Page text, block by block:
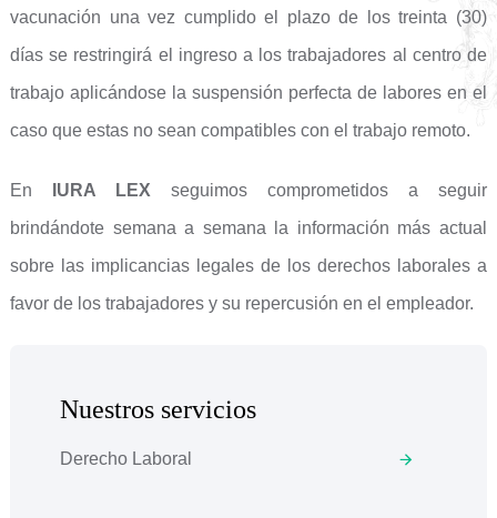
vacunación una vez cumplido el plazo de los treinta (30)
días se restringirá el ingreso a los trabajadores al centro de
trabajo aplicándose la suspensión perfecta de labores en el
caso que estas no sean compatibles con el trabajo remoto.
En IURA LEX seguimos comprometidos a seguir
brindándote semana a semana la información más actual
sobre las implicancias legales de los derechos laborales a
favor de los trabajadores y su repercusión en el empleador.
Nuestros servicios
Derecho Laboral